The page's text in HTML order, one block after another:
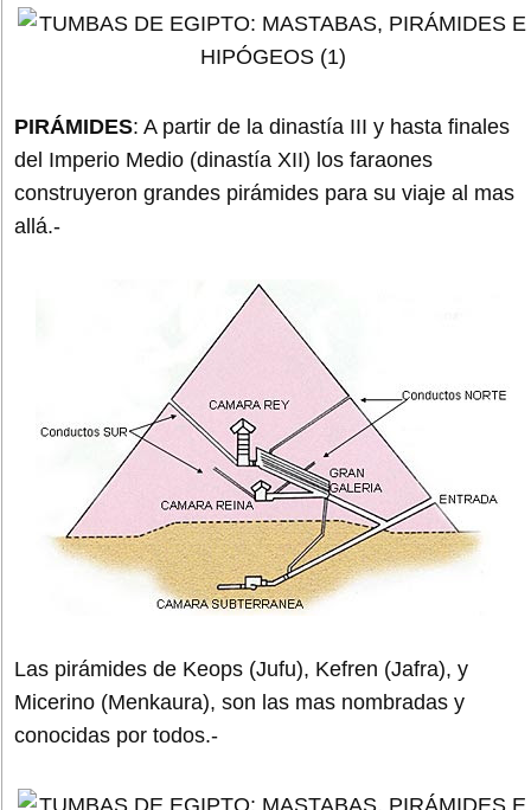
PIRÁMIDES: A partir de la dinastía III y hasta finales
del Imperio Medio (dinastía XII) los faraones
construyeron grandes pirámides para su viaje al mas
allá.-
Las pirámides de Keops (Jufu), Kefren (Jafra), y
Micerino (Menkaura), son las mas nombradas y
conocidas por todos.-